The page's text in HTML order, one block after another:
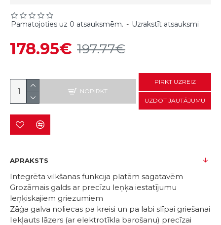
Pamatojoties uz 0 atsauksmēm. - Uzrakstīt atsauksmi
178.95€ 197.77€
NOPIRKT
PIRKT UZREIZ
UZDOT JAUTĀJUMU
APRAKSTS
Integrēta vilkšanas funkcija platām sagatavēm
Grozāmais galds ar precīzu leņķa iestatījumu
leņķiskajiem griezumiem
Zāģa galva noliecas pa kreisi un pa labi slīpai griešanai
Iekļauts lāzers (ar elektrotīkla barošanu) precīzai